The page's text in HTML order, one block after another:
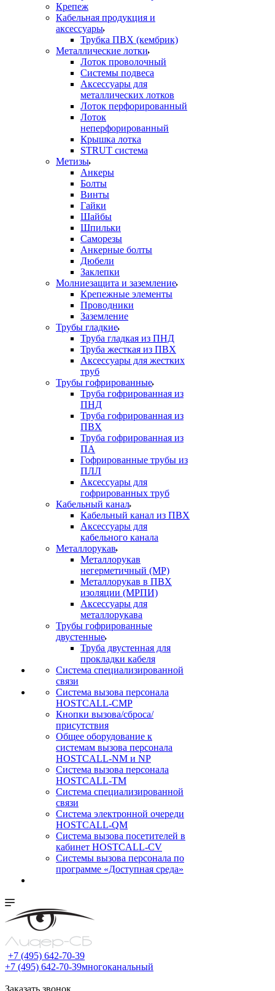
Крепеж
Кабельная продукция и
аксессуары
Трубка ПВХ (кембрик)
Металлические лотки
Лоток проволочный
Системы подвеса
Аксессуары для
металлических лотков
Лоток перфорированный
Лоток
неперфорированный
Крышка лотка
STRUT система
Метизы
Анкеры
Болты
Винты
Гайки
Шайбы
Шпильки
Саморезы
Анкерные болты
Дюбели
Заклепки
Молниезащита и заземление
Крепежные элементы
Проводники
Заземление
Трубы гладкие
Труба гладкая из ПНД
Труба жесткая из ПВХ
Аксессуары для жестких
труб
Трубы гофрированные
Труба гофрированная из
ПНД
Труба гофрированная из
ПВХ
Труба гофрированная из
ПА
Гофрированные трубы из
ПЛЛ
Аксессуары для
гофрированных труб
Кабельный канал
Кабельный канал из ПВХ
Аксессуары для
кабельного канала
Металлорукав
Металлорукав
негерметичный (МР)
Металлорукав в ПВХ
изоляции (МРПИ)
Аксессуары для
металлорукава
Трубы гофрированные
двустенные
Труба двустенная для
прокладки кабеля
Система специализированной
связи
Cистема вызова персонала
HOSTCALL-CMP
Кнопки вызова/сброса/
присутствия
Общее оборудование к
системам вызова персонала
HOSTCALL-NM и NP
Система вызова персонала
HOSTCALL-TM
Система специализированной
связи
Система электронной очереди
HOSTCALL-QM
Cистема вызова посетителей в
кабинет HOSTCALL-CV
Системы вызова персонала по
программе «Доступная среда»
+7 (495) 642-70-39
+7 (495) 642-70-39многоканальный
Заказать звонок